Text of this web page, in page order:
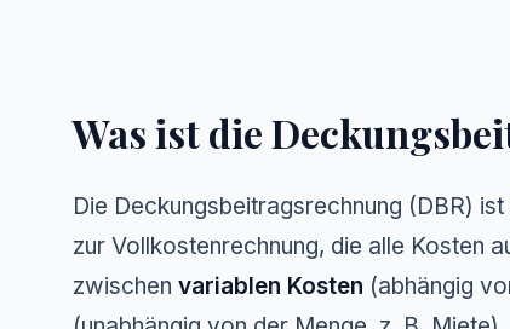
Was ist die
Die Deckungsbeitragsrechnung (DBR)
zur Vollkostenrechnung, die alle Kosten
zwischen variablen Kosten (abhängig